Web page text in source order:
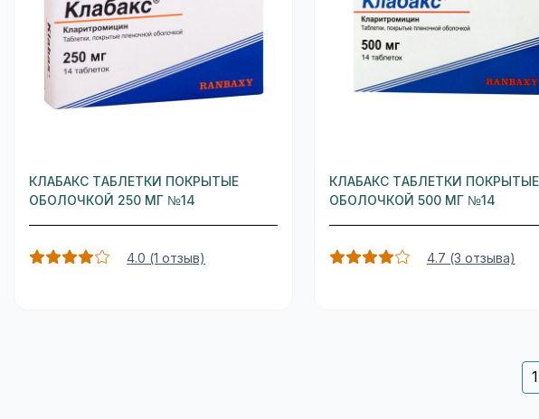
КЛАБАКС ТАБЛЕТКИ ПОКРЫТЫЕ
ОБОЛОЧКОЙ 250 МГ №14
4.0 (1 отзыв)
КЛАБАКС ТАБЛЕТКИ ПОКРЫТЫЕ
ОБОЛОЧКОЙ 500 МГ №14
4.7 (3 отзыва)
1